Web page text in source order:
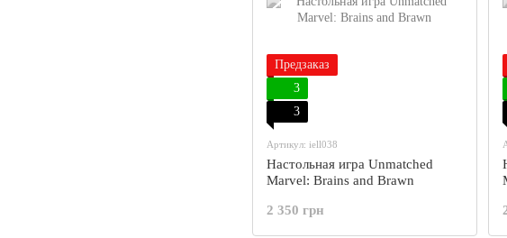
Предзаказ
3
3
Артикул: iell038
Настольная игра Unmatched
Marvel: Brains and Brawn
2 350 грн